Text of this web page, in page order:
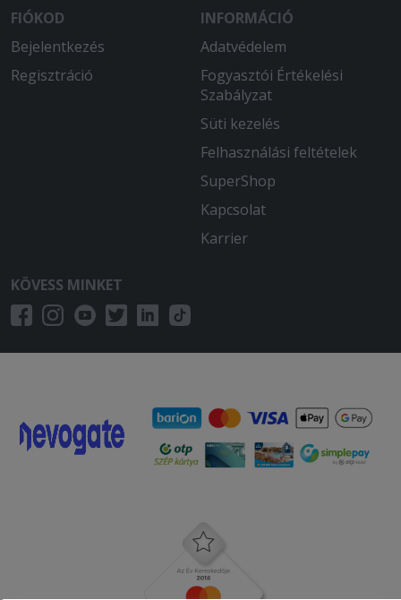
FIÓKOD
Bejelentkezés
Regisztráció
INFORMÁCIÓ
Adatvédelem
Fogyasztói Értékelési
Szabályzat
Süti kezelés
Felhasználási feltételek
SuperShop
Kapcsolat
Karrier
KÖVESS MINKET